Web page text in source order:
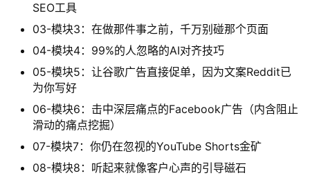
SEO工具
03-模块3：在做那件事之前，千万别碰那个页面
04-模块4：99%的人忽略的AI对齐技巧
05-模块5：让谷歌广告直接促单，因为文案Reddit已
为你写好
06-模块6：击中深层痛点的Facebook广告（内含阻止
滑动的痛点挖掘）
07-模块7：你仍在忽视的YouTube Shorts金矿
08-模块8：听起来就像客户心声的引导磁石